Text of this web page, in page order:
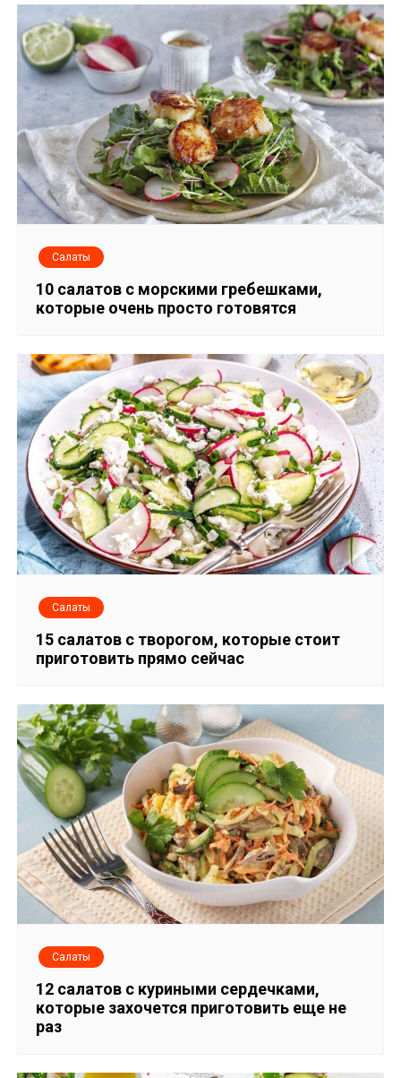
з
а
п
и
с
я
м
Салаты
10 cалатов с морскими гребешками,
которые очень просто готовятся
Салаты
15 салатов с творогом, которые стоит
приготовить прямо сейчас
Салаты
12 салатов с куриными сердечками,
которые захочется приготовить еще не
раз